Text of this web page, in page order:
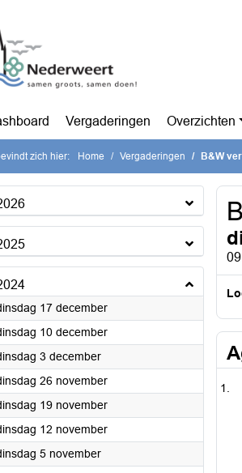
Vergaderingen Overzichten
zich hier: Home Vergaderingen B&W
17 december2024
10 december2024
3 december2024
26 november2024
19 november2024
12 november2024
5 november2024